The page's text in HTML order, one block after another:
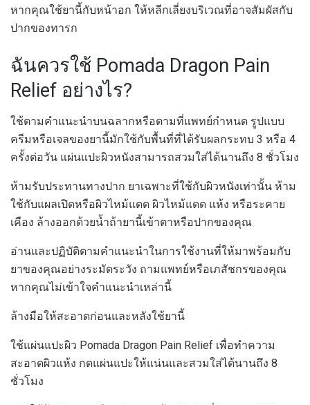
หากคุณใช้ยานี้กับหน้าอก ให้หลีกเลี่ยงบริเวณที่อาจสัมผัสกับ
ปากของทารก
ฉันควรใช้ Pomada Dragon Pain
Relief อย่างไร?
ใช้ตามคำแนะนำบนฉลากหรือตามที่แพทย์กำหนด รูปแบบ
ครีมหรือเจลของยานี้มักใช้กับพื้นที่ที่ได้รับผลกระทบ 3 หรือ 4
ครั้งต่อวัน แผ่นแปะผิวหนังสามารถสวมใส่ได้นานถึง 8 ชั่วโมง
ห้ามรับประทานทางปาก ยาเฉพาะที่ใช้กับผิวหนังเท่านั้น ห้าม
ใช้กับแผลเปิดหรือผิวไหม้แดด ผิวไหม้แดด แห้ง หรือระคาย
เคือง ล้างออกด้วยน้ำถ้ายานี้เข้าตาหรือปากของคุณ
อ่านและปฏิบัติตามคำแนะนำในการใช้งานที่ให้มาพร้อมกับ
ยาของคุณอย่างระมัดระวัง ถามแพทย์หรือเภสัชกรของคุณ
หากคุณไม่เข้าใจคำแนะนำเหล่านี้
ล้างมือให้สะอาดก่อนและหลังใช้ยานี้
ใช้แผ่นแปะผิว Pomada Dragon Pain Relief เพื่อทำความ
สะอาดผิวแห้ง กดแผ่นแปะให้แน่นและสวมใส่ได้นานถึง 8
ชั่วโมง